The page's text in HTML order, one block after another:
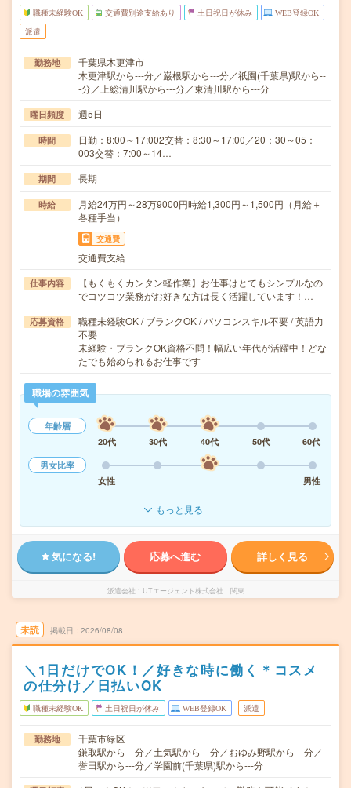
職種未経験OK 交通費別途支給あり 土日祝日が休み WEB登録OK
派遣
勤務地
千葉県木更津市
木更津駅から---分／巌根駅から---分／祇園(千葉県)駅から--
-分／上総清川駅から---分／東清川駅から---分
曜日頻度 週5日
時間
日勤：8:00～17:002交替：8:30～17:00／20：30～05：
003交替：7:00～14…
期間 長期
時給
月給24万円～28万9000円時給1,300円～1,500円（月給＋
各種手当）
交通費
交通費支給
仕事内容
【もくもくカンタン軽作業】お仕事はとてもシンプルなの
でコツコツ業務がお好きな方は長く活躍しています！…
応募資格
職種未経験OK / ブランクOK / パソコンスキル不要 / 英語力
不要
未経験・ブランクOK資格不問！幅広い年代が活躍中！どな
たでも始められるお仕事です
職場の雰囲気
年齢層
20代
30代 40代 50代
60代
男女比率
女性
男性
もっと見る
気になる! 応募へ進む 詳しく見る
派遣会社 UTエージェント株式会社 関東
未読 掲載日 2026/08/08
＼1日だけでOK！／好きな時に働く＊コスメ
の仕分け／日払いOK
職種未経験OK 土日祝日が休み WEB登録OK 派遣
勤務地
千葉市緑区
鎌取駅から---分／土気駅から---分／おゆみ野駅から---分／
誉田駅から---分／学園前(千葉県)駅から---分